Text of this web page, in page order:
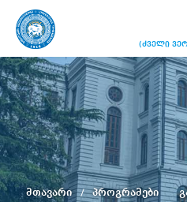
(ძველი
მთავარი პროგრამები